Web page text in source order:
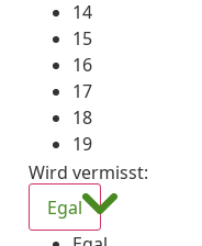
14
15
16
17
18
19
Wird vermisst:
Egal